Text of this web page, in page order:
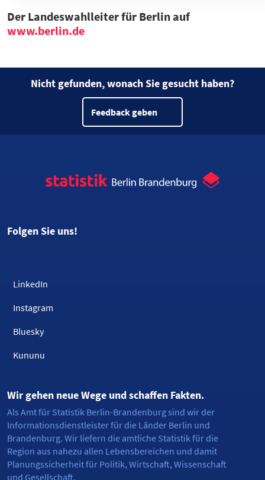
Der Landeswahlleiter für Berlin auf
www.berlin.de
Nicht gefunden, wonach Sie gesucht haben?
Feedback geben
Folgen Sie uns!
LinkedIn
Instagram
Bluesky
Kununu
Wir gehen neue Wege und schaffen Fakten.
Als Amt für Statistik Berlin-Brandenburg sind wir der
Informationsdienstleister für die Länder Berlin und
Brandenburg. Wir liefern die amtliche Statistik für die
Region aus nahezu allen Lebensbereichen und damit
Planungssicherheit für Politik, Wirtschaft, Wissenschaft
und Gesellschaft.